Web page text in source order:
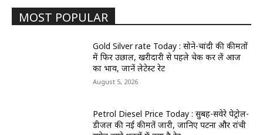
MOST POPULAR
Gold Silver rate Today : सोने-चांदी की कीमतों
में फिर उछाल, खरीदारी से पहले चेक कर लें आज
का भाव, जानें लेटेस्ट रेट
August 5, 2026
Petrol Diesel Price Today : सुबह-सवेरे पेट्रोल-
डीजल की नई कीमतें जारी, जानिए पटना और रांची